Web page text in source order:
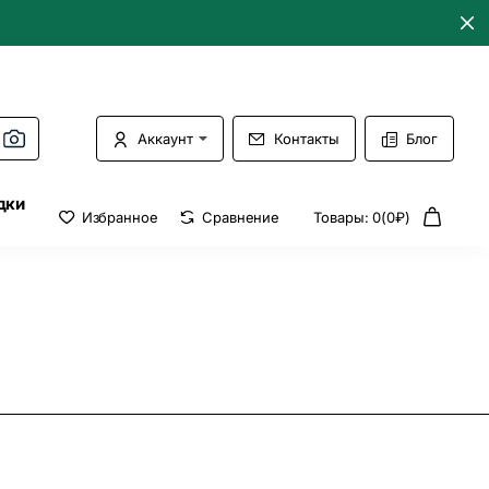
Аккаунт Контакты Блог
Избранное Сравнение Товары: 0(0₽)